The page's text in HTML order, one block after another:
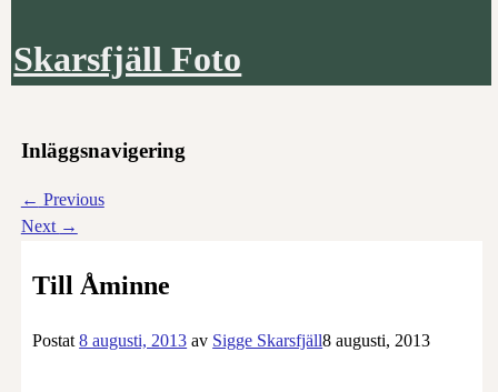
Skarsfjäll Foto
Inläggsnavigering
← Previous
Next →
Till Åminne
Postat8 augusti, 2013 av Sigge Skarsfjäll8 augusti, 2013